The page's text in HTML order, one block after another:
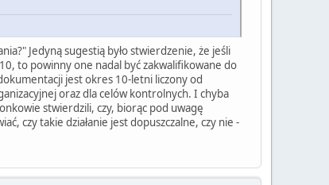
Jedyną sugestią było stwierdzenie, że jeśli
to powinny one nadal być zakwalifikowane do
jest okres 10-letni liczony od
oraz dla celów kontrolnych. I chyba
stwierdzili, czy, biorąc pod uwagę
czy takie działanie jest dopuszczalne, czy nie -